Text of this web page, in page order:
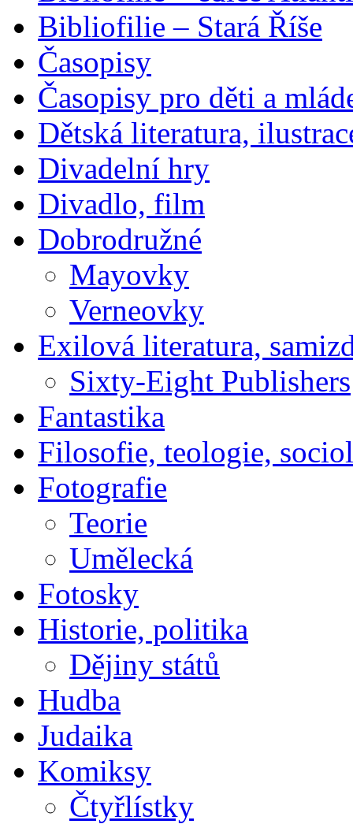
Bibliofilie – Stará Říše
Časopisy
Časopisy pro děti a
Dětská literatura,
Divadelní hry
Divadlo, film
Dobrodružné
Mayovky
Verneovky
Exilová literatura,
Sixty-Eight Publishers
Fantastika
Filosofie, teologie,
Fotografie
Teorie
Umělecká
Fotosky
Historie, politika
Dějiny států
Hudba
Judaika
Komiksy
Čtyřlístky